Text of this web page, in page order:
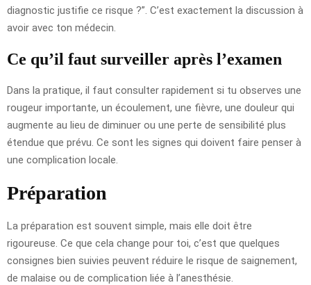
diagnostic justifie ce risque ?”. C’est exactement la discussion à
avoir avec ton médecin.
Ce qu’il faut surveiller après l’examen
Dans la pratique, il faut consulter rapidement si tu observes une
rougeur importante, un écoulement, une fièvre, une douleur qui
augmente au lieu de diminuer ou une perte de sensibilité plus
étendue que prévu. Ce sont les signes qui doivent faire penser à
une complication locale.
Préparation
La préparation est souvent simple, mais elle doit être
rigoureuse. Ce que cela change pour toi, c’est que quelques
consignes bien suivies peuvent réduire le risque de saignement,
de malaise ou de complication liée à l’anesthésie.